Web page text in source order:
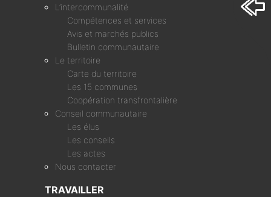
L’intercommunalité
Compétences et services
Avis et marchés publics
Bulletin communautaire
Le territoire
Carte du territoire
Les 15 communes
Coopération transfrontalière
Conseil communautaire
Les élus
Les conseils
Les actes
Nous contacter
TRAVAILLER